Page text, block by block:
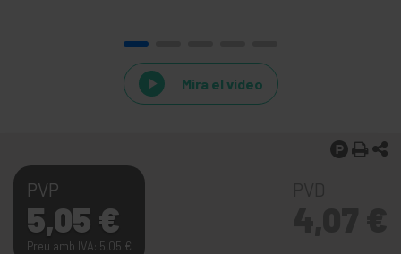
Mira el vídeo
PVP
5,05 €
Preu amb IVA: 5,05 €